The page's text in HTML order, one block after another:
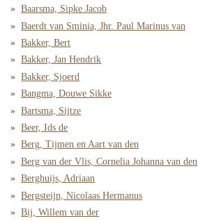
Baarsma, Sipke Jacob
Baerdt van Sminia, Jhr. Paul Marinus van
Bakker, Bert
Bakker, Jan Hendrik
Bakker, Sjoerd
Bangma, Douwe Sikke
Bartsma, Sijtze
Beer, Ids de
Berg, Tijmen en Aart van den
Berg van der Vlis, Cornelia Johanna van den
Berghuijs, Adriaan
Bergsteijn, Nicolaas Hermanus
Bij, Willem van der